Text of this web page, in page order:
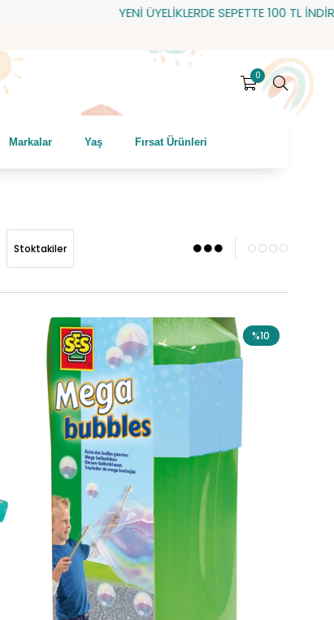
YENİ ÜYELİKLERDE SEPETTE 100 TL İNDİRİM! HEDİYE
0
Markalar Yaş Fırsat Ürünleri
Stoktakiler
%10